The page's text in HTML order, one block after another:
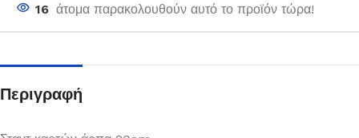
16 άτομα παρακολουθούν αυτό το προϊόν τώρα!
Περιγραφή